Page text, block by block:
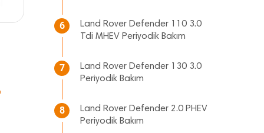
6
Land Rover Defender 110 3.0
Tdi MHEV Periyodik Bakım
7
Land Rover Defender 130 3.0
Periyodik Bakım
8
Land Rover Defender 2.0 PHEV
Periyodik Bakım